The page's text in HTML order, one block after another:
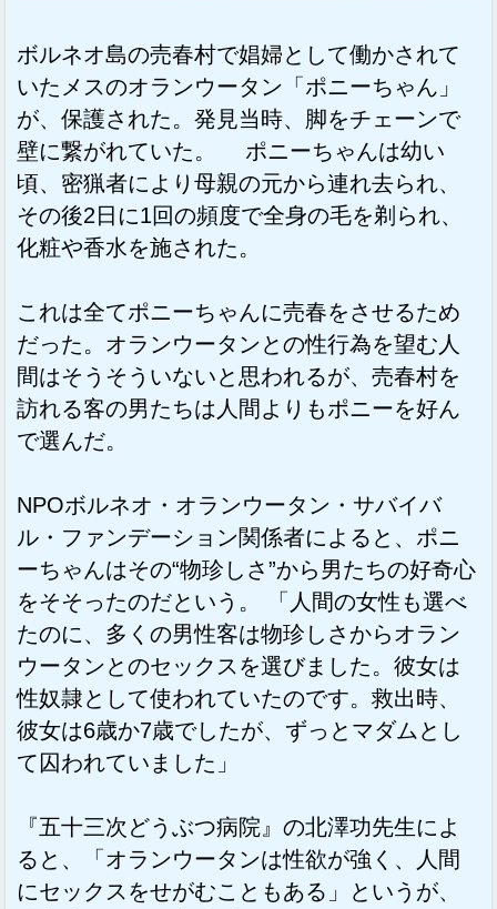
ボルネオ島の売春村で娼婦として働かされて
いたメスのオランウータン「ポニーちゃん」
が、保護された。発見当時、脚をチェーンで
壁に繋がれていた。 ポニーちゃんは幼い
頃、密猟者により母親の元から連れ去られ、
その後2日に1回の頻度で全身の毛を剃られ、
化粧や香水を施された。
これは全てポニーちゃんに売春をさせるため
だった。オランウータンとの性行為を望む人
間はそうそういないと思われるが、売春村を
訪れる客の男たちは人間よりもポニーを好ん
で選んだ。
NPOボルネオ・オランウータン・サバイバ
ル・ファンデーション関係者によると、ポニ
ーちゃんはその“物珍しさ”から男たちの好奇心
をそそったのだという。 「人間の女性も選べ
たのに、多くの男性客は物珍しさからオラン
ウータンとのセックスを選びました。彼女は
性奴隷として使われていたのです。救出時、
彼女は6歳か7歳でしたが、ずっとマダムとし
て囚われていました」
『五十三次どうぶつ病院』の北澤功先生によ
ると、「オランウータンは性欲が強く、人間
にセックスをせがむこともある」というが、